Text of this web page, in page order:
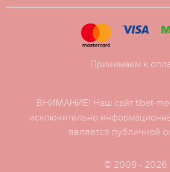
ВНИМАНИЕ! Наш сайт tibet-
исключительно
является публичной
© 2009 - 2026
Принимаем к